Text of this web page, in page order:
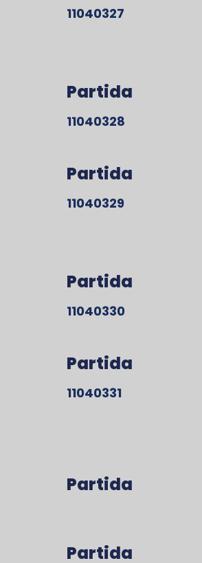
11040327
Partida
11040328
Partida
11040329
Partida
11040330
Partida
11040331
Partida
Partida